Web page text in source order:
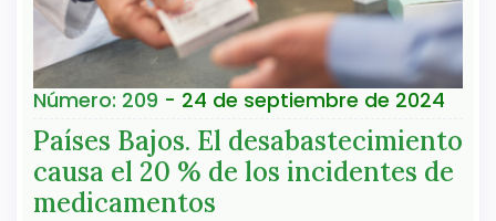
Número: 209 - 24 de septiembre de 2024
Países Bajos. El desabastecimiento
causa el 20 % de los incidentes de
medicamentos